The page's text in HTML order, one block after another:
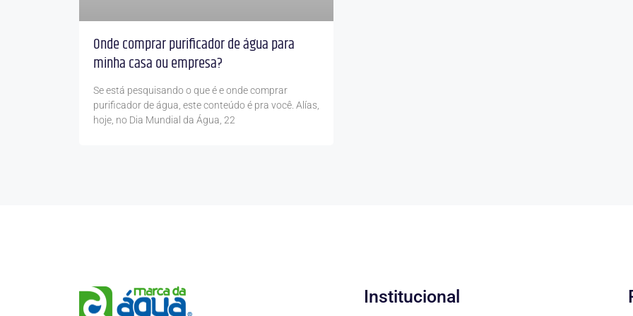
Onde comprar purificador de água para
minha casa ou empresa?
Se está pesquisando o que é e onde comprar
purificador de água, este conteúdo é pra você. Alías,
hoje, no Dia Mundial da Água, 22
Institucional